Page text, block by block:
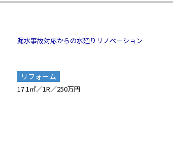
漏水事故対応からの水廻りリノベーション
リフォーム
17.1㎡／1R／250万円